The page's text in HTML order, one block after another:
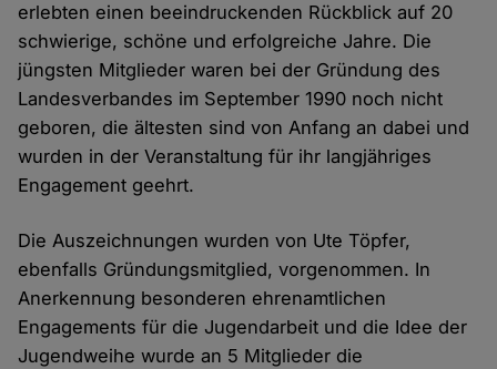
erlebten einen beeindruckenden Rückblick auf 20
schwierige, schöne und erfolgreiche Jahre. Die
jüngsten Mitglieder waren bei der Gründung des
Landesverbandes im September 1990 noch nicht
geboren, die ältesten sind von Anfang an dabei und
wurden in der Veranstaltung für ihr langjähriges
Engagement geehrt.
Die Auszeichnungen wurden von Ute Töpfer,
ebenfalls Gründungsmitglied, vorgenommen. In
Anerkennung besonderen ehrenamtlichen
Engagements für die Jugendarbeit und die Idee der
Jugendweihe wurde an 5 Mitglieder die